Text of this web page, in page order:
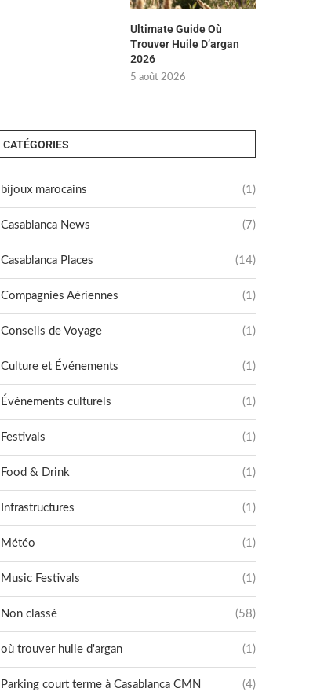
Ultimate Guide Où
Trouver Huile D’argan
2026
5 août 2026
CATÉGORIES
bijoux marocains (1)
Casablanca News (7)
Casablanca Places (14)
Compagnies Aériennes (1)
Conseils de Voyage (1)
Culture et Événements (1)
Événements culturels (1)
Festivals (1)
Food & Drink (1)
Infrastructures (1)
Météo (1)
Music Festivals (1)
Non classé (58)
où trouver huile d'argan (1)
Parking court terme à Casablanca CMN (4)